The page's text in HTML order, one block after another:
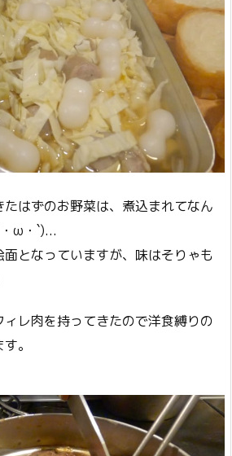
はずのお野菜は、煮込まれてなん
ω・`)...
となっていますが、味はそりゃも
レ肉を持ってきたので洋食縛りの
。